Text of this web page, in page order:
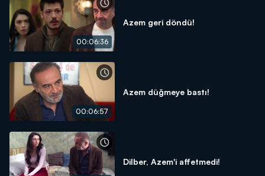
00:06:36
Azem geri döndü!
00:06:57
Azem düğmeye bastı!
Dilber, Azem'i affetmedi!